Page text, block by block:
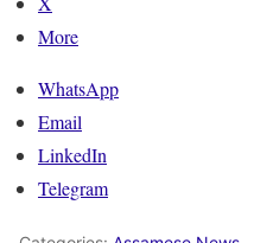
More
WhatsApp
Email
LinkedIn
Telegram